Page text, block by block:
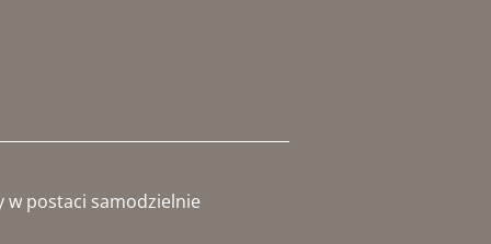
w postaci samodzielnie